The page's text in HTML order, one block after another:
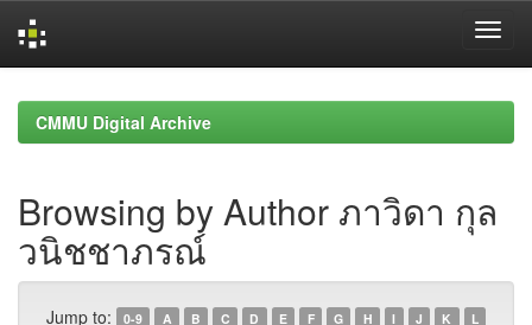
navigationCMMU Digital Archive
Browsing by Author ภาวิดา กุล
วนิชชาภรณ์
Jump to: 0-9 A B C D E F G H I J K
L